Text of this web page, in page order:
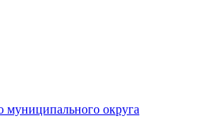
муниципального округа